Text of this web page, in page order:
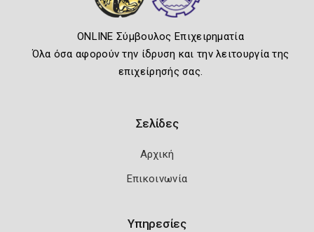
ONLINE Σύμβουλος Επιχειρηματία
Όλα όσα αφορούν την ίδρυση και την λειτουργία της
επιχείρησής σας.
Σελίδες
Αρχική
Επικοινωνία
Υπηρεσίες